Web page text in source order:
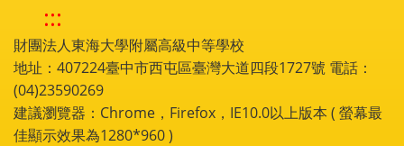
:::
財團法人東海大學附屬高級中等學校
地址：407224臺中市西屯區臺灣大道四段1727號 電話：
(04)23590269
建議瀏覽器：Chrome，Firefox，IE10.0以上版本 ( 螢幕最
佳顯示效果為1280*960 )